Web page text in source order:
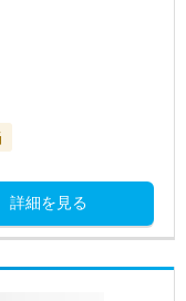
詳細を見る